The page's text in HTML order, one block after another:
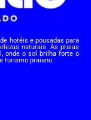
hotéis e pousadas para
naturais. As praias
onde o sol brilha forte o
turismo praiano.